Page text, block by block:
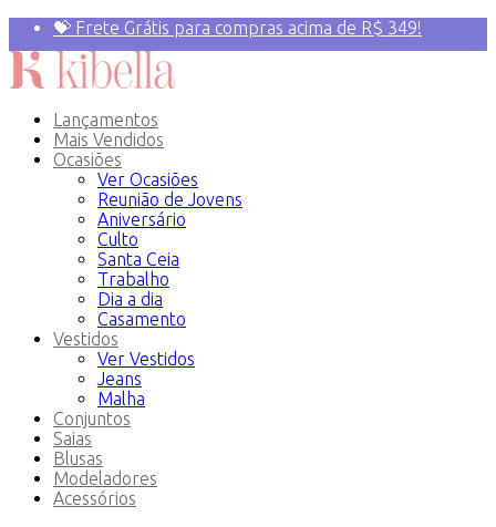
💝 Frete Grátis para compras acima de R$ 349!
Primeira compra? 10% OFF com o Cupom:
PRIMEIRAVEZ
Lançamentos
Mais Vendidos
Ocasiões
Ver Ocasiões
Reunião de Jovens
Aniversário
Culto
Santa Ceia
Trabalho
Dia a dia
Casamento
Vestidos
Ver Vestidos
Jeans
Malha
Conjuntos
Saias
Blusas
Modeladores
Acessórios